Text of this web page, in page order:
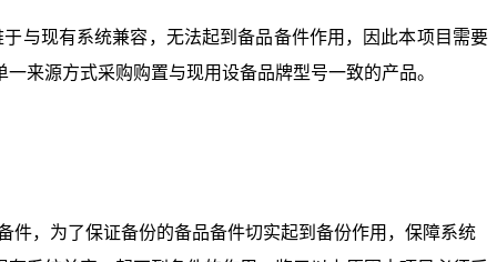
与现有系统兼容，无法起到备品备件作用，因此本项目需要
来源方式采购购置与现用设备品牌型号一致的产品。
件， 为了保证备份的备品备件切实起到备份作用，保障系统